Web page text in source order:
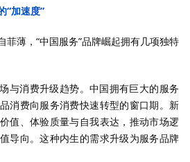
“加速度”
菲薄，“中国服务”品牌崛起拥有几项独特
与消费升级趋势。中国拥有巨大的服务
消费向服务消费快速转型的窗口期。新
值、体验质量与自我表达，推动市场逻
导向。这种内生的需求升级为服务品牌